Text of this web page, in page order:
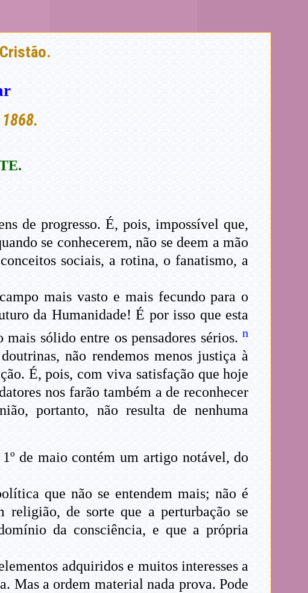
de progresso. É, pois, impossível que,
se conhecerem, não se deem a mão
sociais, a rotina, o fanatismo, a
mais vasto e mais fecundo para o
da Humanidade! É por isso que esta
sólido entre os pensadores sérios.n
não rendemos menos justiça à
É, pois, com viva satisfação que hoje
nos farão também a de reconhecer
portanto, não resulta de nenhuma
de maio contém um artigo notável, do
que não se entendem mais; não é
religião, de sorte que a perturbação se
da consciência, e que a própria
adquiridos e muitos interesses a
Mas a ordem material nada prova. Pode